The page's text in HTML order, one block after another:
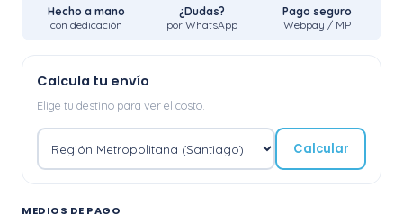
Hecho a mano
con dedicación
¿Dudas?
por WhatsApp
Pago seguro
Webpay / MP
Calcula tu envío
Elige tu destino para ver el costo.
Calcular
MEDIOS DE PAGO